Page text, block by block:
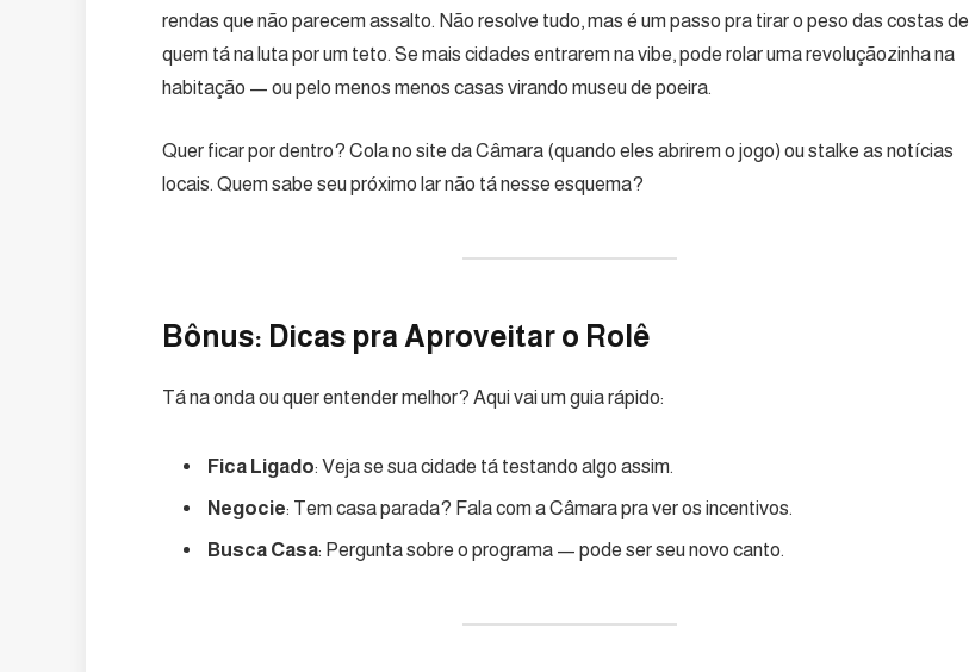
rendas que não parecem assalto. Não resolve tudo, mas é um passo pra tirar o peso das costas de
quem tá na luta por um teto. Se mais cidades entrarem na vibe, pode rolar uma revoluçãozinha na
habitação — ou pelo menos menos casas virando museu de poeira.
Quer ficar por dentro? Cola no site da Câmara (quando eles abrirem o jogo) ou stalke as notícias
locais. Quem sabe seu próximo lar não tá nesse esquema?
Bônus: Dicas pra Aproveitar o Rolê
Tá na onda ou quer entender melhor? Aqui vai um guia rápido:
Fica Ligado: Veja se sua cidade tá testando algo assim.
Negocie: Tem casa parada? Fala com a Câmara pra ver os incentivos.
Busca Casa: Pergunta sobre o programa — pode ser seu novo canto.